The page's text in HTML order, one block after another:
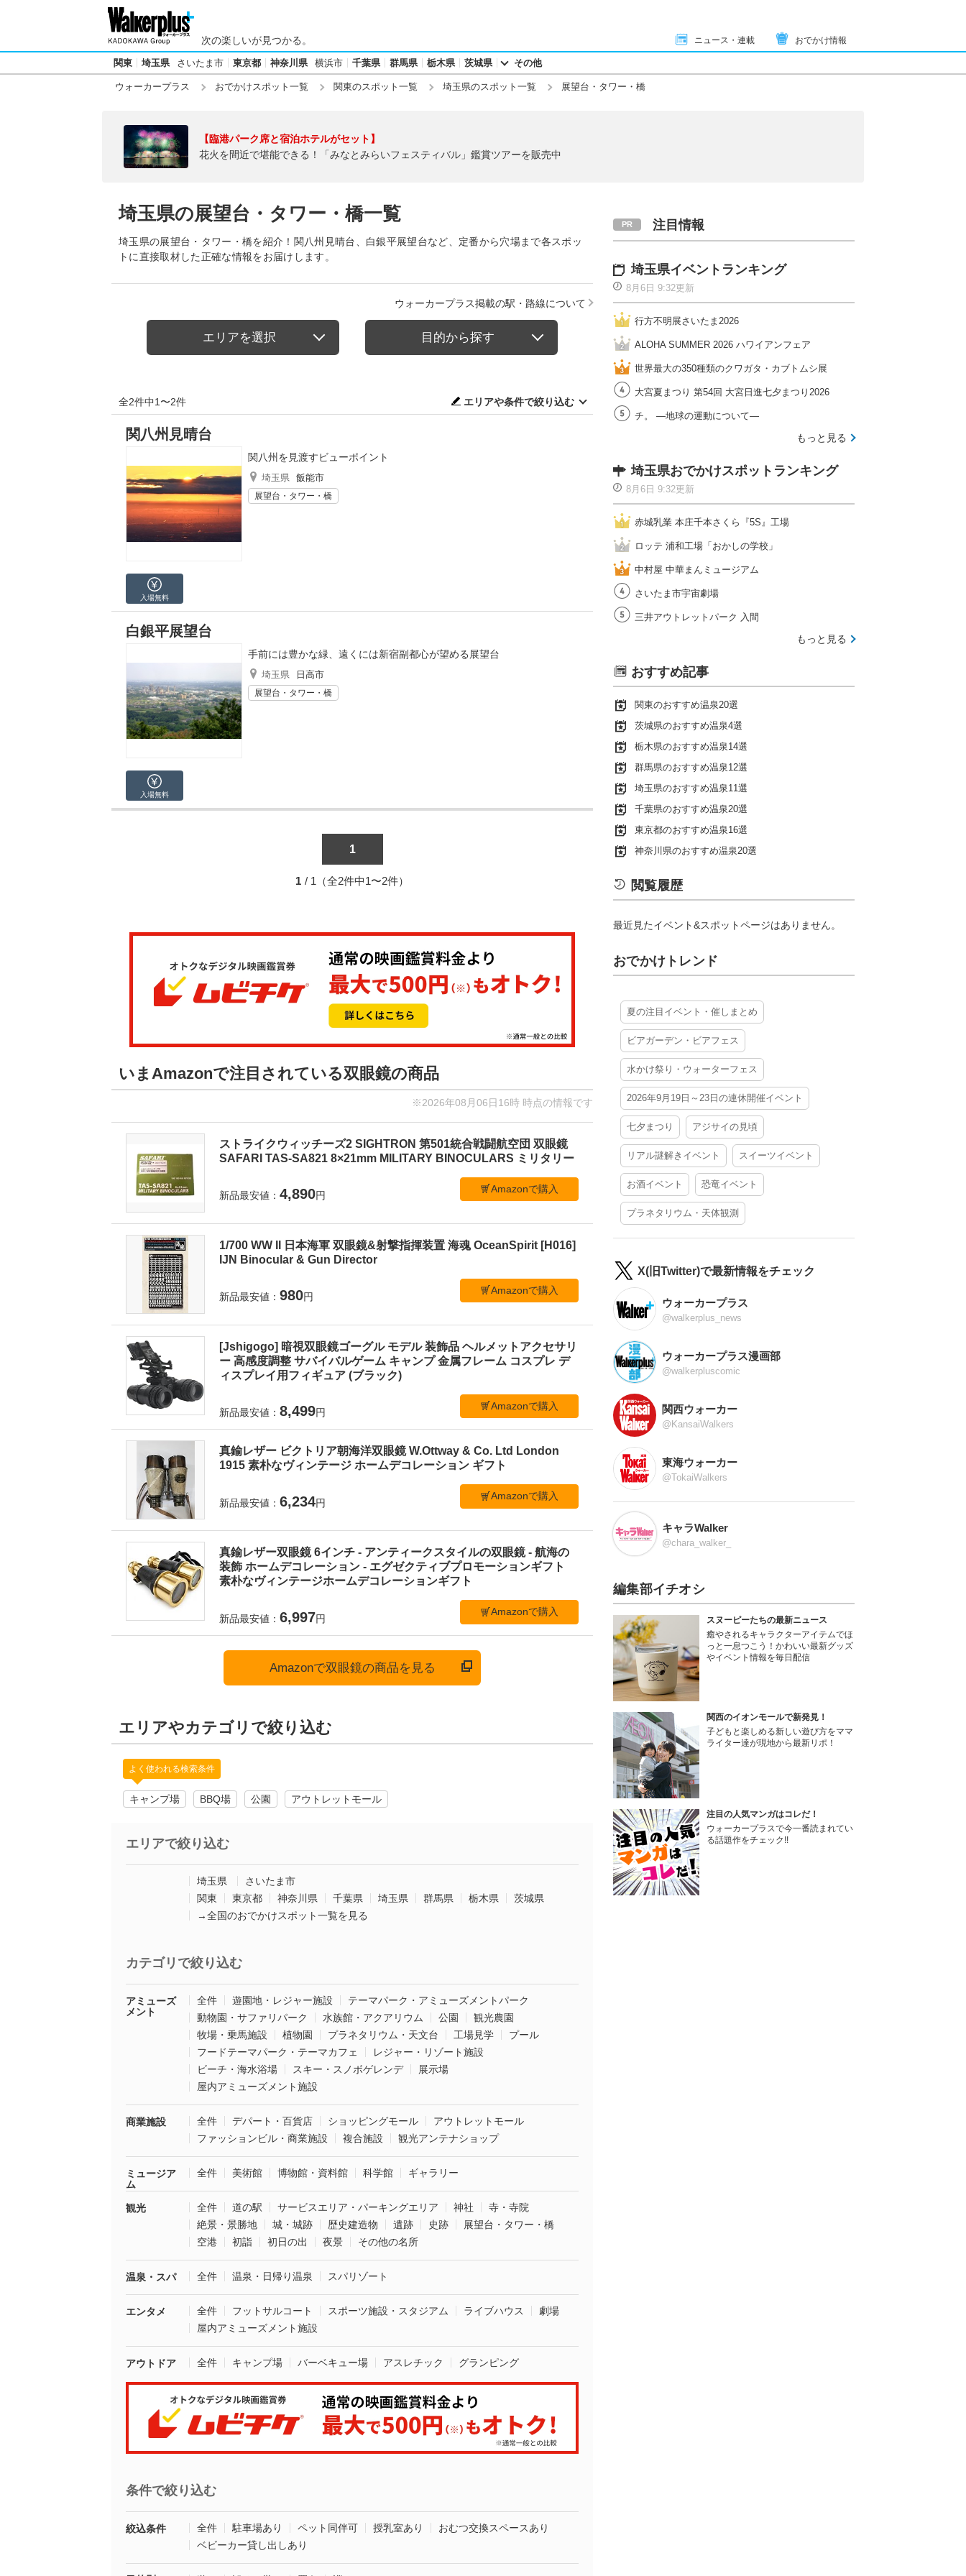
次の楽しいが見つかる。 ニュース・連載 おでかけ情報
関東 埼玉県 さいたま市 東京都 神奈川県 横浜市 千葉県 群馬県 栃木県 茨城県 その他
ウォーカープラス おでかけスポット一覧 関東のスポット一覧 埼玉県のスポット一覧 展望台・タワー・橋
【臨港パーク席と宿泊ホテルがセット】
花火を間近で堪能できる！「みなとみらいフェスティバル」鑑賞ツアーを販売中
埼玉県の展望台・タワー・橋一覧
埼玉県の展望台・タワー・橋を紹介！関八州見晴台、白銀平展望台など、定番から穴場まで各スポッ
トに直接取材した正確な情報をお届けします。
ウォーカープラス掲載の駅・路線について
エリアを選択 目的から探す
全2件中1〜2件 エリアや条件で絞り込む
関八州見晴台
関八州を見渡すビューポイント
埼玉県 飯能市
展望台・タワー・橋
入場無料
白銀平展望台
手前には豊かな緑、遠くには新宿副都心が望める展望台
埼玉県 日高市
展望台・タワー・橋
入場無料
1
1 / 1（全2件中1〜2件）
いまAmazonで注目されている双眼鏡の商品
※2026年08月06日16時 時点の情報です
ストライクウィッチーズ2 SIGHTRON 第501統合戦闘航空団 双眼鏡
SAFARI TAS-SA821 8×21mm MILITARY BINOCULARS ミリタリー
新品最安値： 4,890円
Amazonで購入
1/700 WW II 日本海軍 双眼鏡&射撃指揮装置 海魂 OceanSpirit [H016]
IJN Binocular & Gun Director
新品最安値： 980円
Amazonで購入
[Jshigogo] 暗視双眼鏡ゴーグル モデル 装飾品 ヘルメットアクセサリ
ー 高感度調整 サバイバルゲーム キャンプ 金属フレーム コスプレ デ
ィスプレイ用フィギュア (ブラック)
新品最安値： 8,499円
Amazonで購入
真鍮レザー ビクトリア朝海洋双眼鏡 W.Ottway & Co. Ltd London
1915 素朴なヴィンテージ ホームデコレーション ギフト
新品最安値： 6,234円
Amazonで購入
真鍮レザー双眼鏡 6インチ - アンティークスタイルの双眼鏡 - 航海の
装飾 ホームデコレーション - エグゼクティブプロモーションギフト
素朴なヴィンテージホームデコレーションギフト
新品最安値： 6,997円
Amazonで購入
Amazonで双眼鏡の商品を見る
エリアやカテゴリで絞り込む
よく使われる検索条件
キャンプ場 BBQ場 公園 アウトレットモール
エリアで絞り込む
埼玉県
さいたま市
関東
東京都 神奈川県 千葉県 埼玉県 群馬県 栃木県
茨城県
→全国のおでかけスポット一覧を見る
カテゴリで絞り込む
アミューズ
メント
全件 遊園地・レジャー施設
テーマパーク・アミューズメントパーク
動物園・サファリパーク
水族館・アクアリウム 公園
観光農園
牧場・乗馬施設
植物園 プラネタリウム・天文台 工場見学
プール
フードテーマパーク・テーマカフェ
レジャー・リゾート施設
ビーチ・海水浴場
スキー・スノボゲレンデ
展示場
屋内アミューズメント施設
商業施設 全件 デパート・百貨店 ショッピングモール
アウトレットモール
ファッションビル・商業施設
複合施設 観光アンテナショップ
ミュージア
ム
全件 美術館 博物館・資料館 科学館 ギャラリー
観光 全件 道の駅 サービスエリア・パーキングエリア 神社
寺・寺院
絶景・景勝地
城・城跡 歴史建造物 遺跡 史跡
展望台・タワー・橋
空港
初詣 初日の出 夜景 その他の名所
温泉・スパ 全件 温泉・日帰り温泉 スパリゾート
エンタメ 全件 フットサルコート スポーツ施設・スタジアム ライブハウス
劇場
屋内アミューズメント施設
アウトドア 全件 キャンプ場 バーベキュー場 アスレチック グランピング
条件で絞り込む
絞込条件 全件 駐車場あり ペット同伴可 授乳室あり
おむつ交換スペースあり
ベビーカー貸し出しあり
注目情報
埼玉県イベントランキング
8月6日 9:32更新
行方不明展さいたま2026
ALOHA SUMMER 2026 ハワイアンフェア
世界最大の350種類のクワガタ・カブトムシ展
大宮夏まつり 第54回 大宮日進七夕まつり2026
チ。 ―地球の運動について―
もっと見る
埼玉県おでかけスポットランキング
8月6日 9:32更新
赤城乳業 本庄千本さくら『5S』工場
ロッテ 浦和工場「おかしの学校」
中村屋 中華まんミュージアム
さいたま市宇宙劇場
三井アウトレットパーク 入間
もっと見る
おすすめ記事
関東のおすすめ温泉20選
茨城県のおすすめ温泉4選
栃木県のおすすめ温泉14選
群馬県のおすすめ温泉12選
埼玉県のおすすめ温泉11選
千葉県のおすすめ温泉20選
東京都のおすすめ温泉16選
神奈川県のおすすめ温泉20選
閲覧履歴
最近見たイベント&スポットページはありません。
おでかけトレンド
夏の注目イベント・催しまとめ
ビアガーデン・ビアフェス
水かけ祭り・ウォーターフェス
2026年9月19日～23日の連休開催イベント
七夕まつり アジサイの見頃
リアル謎解きイベント スイーツイベント
お酒イベント 恐竜イベント
プラネタリウム・天体観測
X(旧Twitter)で最新情報をチェック
ウォーカープラス
@walkerplus_news
ウォーカープラス漫画部
@walkerpluscomic
関西ウォーカー
@KansaiWalkers
東海ウォーカー
@TokaiWalkers
キャラWalker
@chara_walker_
編集部イチオシ
スヌーピーたちの最新ニュース
癒やされるキャラクターアイテムでほ
っと一息つこう！かわいい最新グッズ
やイベント情報を毎日配信
関西のイオンモールで新発見！
子どもと楽しめる新しい遊び方をママ
ライター達が現地から最新リポ！
注目の人気マンガはコレだ！
ウォーカープラスで今一番読まれてい
る話題作をチェック!!